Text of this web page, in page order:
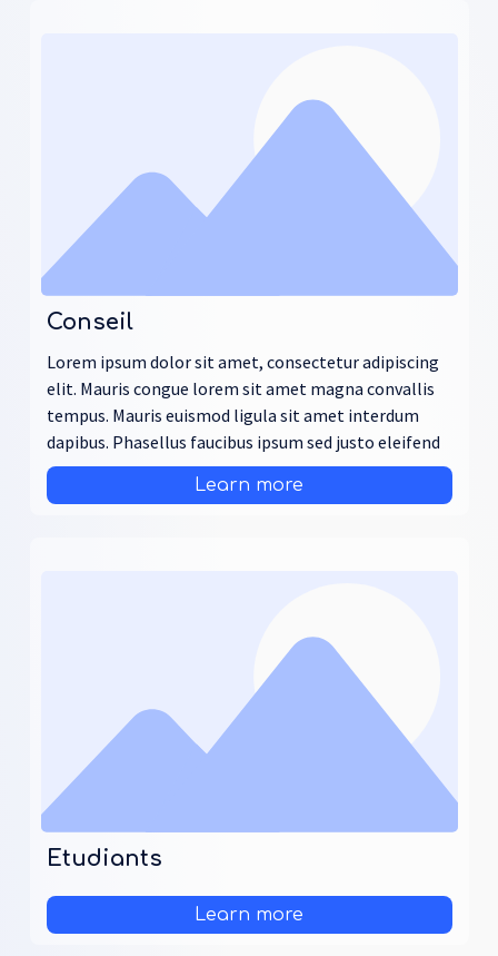
Conseil
Lorem ipsum dolor sit amet, consectetur adipiscing
elit. Mauris congue lorem sit amet magna convallis
tempus. Mauris euismod ligula sit amet interdum
dapibus. Phasellus faucibus ipsum sed justo eleifend
Learn more
Etudiants
Learn more